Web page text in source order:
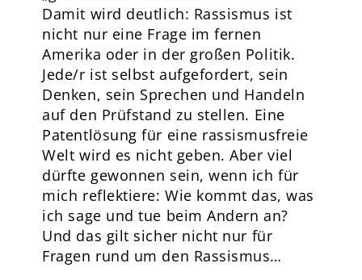
Damit wird deutlich: Rassismus ist
nicht nur eine Frage im fernen
Amerika oder in der großen Politik.
Jede/r ist selbst aufgefordert, sein
Denken, sein Sprechen und Handeln
auf den Prüfstand zu stellen. Eine
Patentlösung für eine rassismusfreie
Welt wird es nicht geben. Aber viel
dürfte gewonnen sein, wenn ich für
mich reflektiere: Wie kommt das, was
ich sage und tue beim Andern an?
Und das gilt sicher nicht nur für
Fragen rund um den Rassismus…